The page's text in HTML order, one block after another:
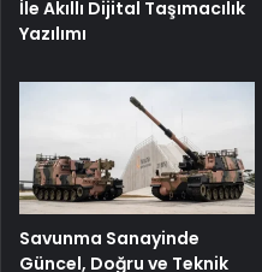
İle Akıllı Dijital Taşımacılık
Yazılımı
Savunma Sanayinde
Güncel, Doğru ve Teknik